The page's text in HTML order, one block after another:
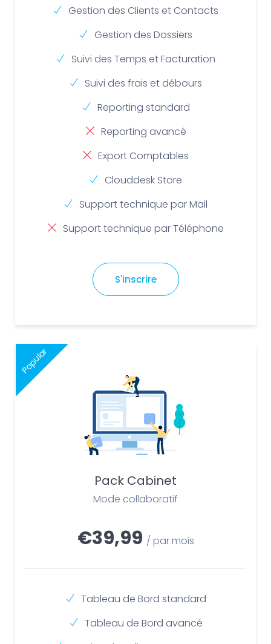
Gestion des Clients et Contacts
Gestion des Dossiers
Suivi des Temps et Facturation
Suivi des frais et débours
Reporting standard
Reporting avancé
Export Comptables
Clouddesk Store
Support technique par Mail
Support technique par Téléphone
S'inscrire
Popular
Pack Cabinet
Mode collaboratif
€39,99 / par mois
Tableau de Bord standard
Tableau de Bord avancé